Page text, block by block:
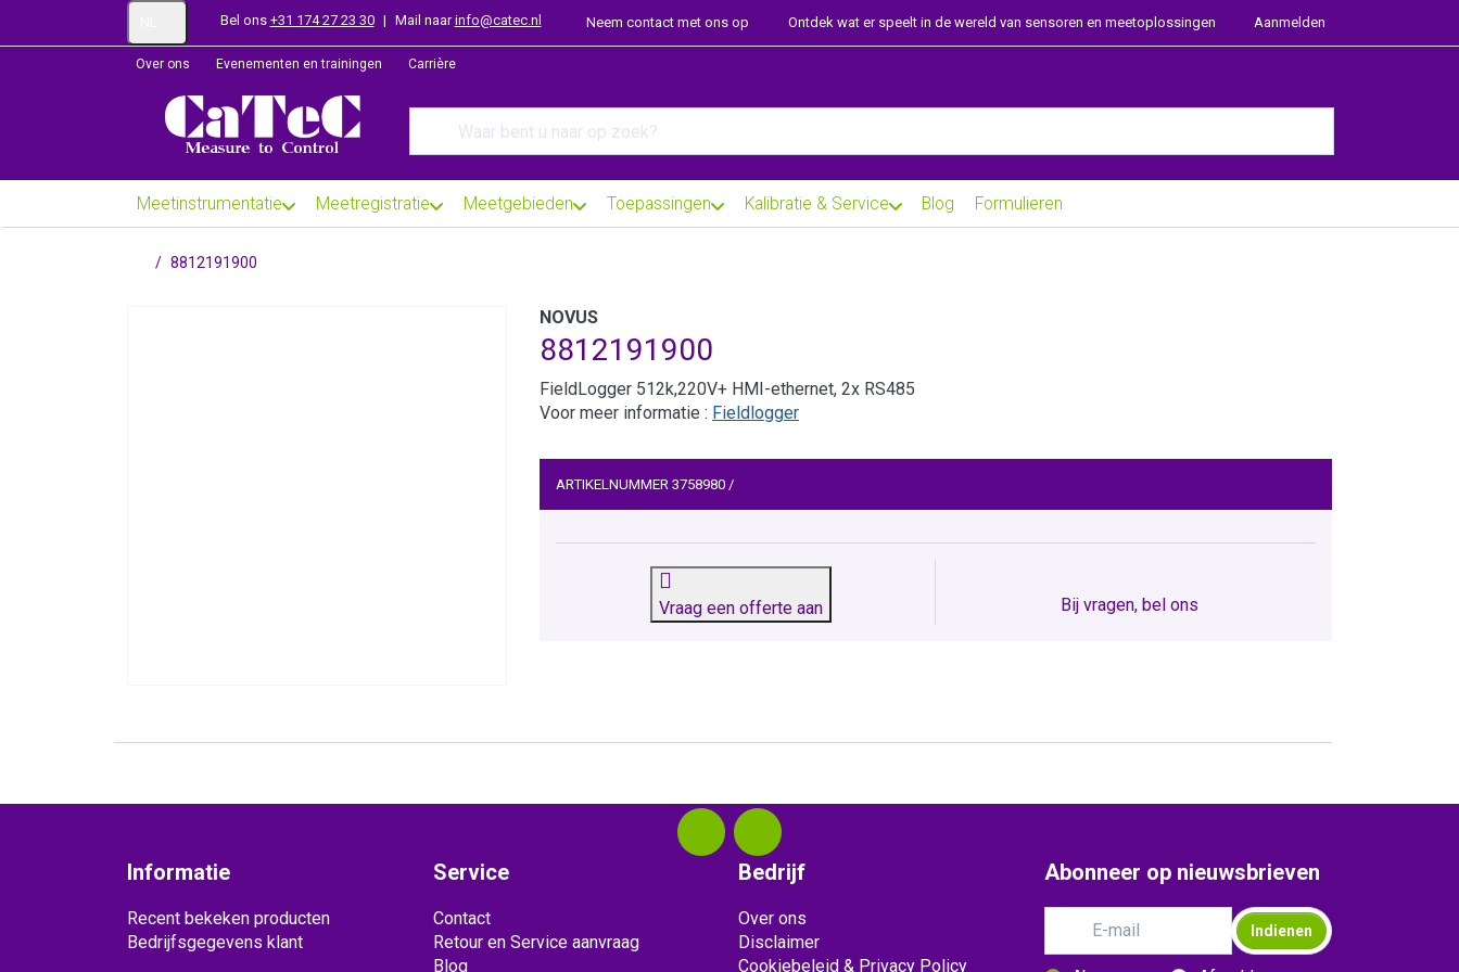
Bel ons +31 174 27 23 30 | Mail naarinfo@catec.nl Neem contact met ons op Ontdek wat er speelt in de wereld van sensoren en meetoplossingen Aanmelden
Over ons Evenementen en trainingen Carrière
Meetinstrumentatie Meetregistratie Meetgebieden Toepassingen Kalibratie & Service Blog Formulieren
Startpagina
8812191900
NOVUS
8812191900
FieldLogger 512k,220V+ HMI-ethernet, 2x RS485
Voor meer informatie : Fieldlogger
ARTIKELNUMMER 3758980 /
Vraag een offerte aan Bij vragen, bel ons
Informatie
Recent bekeken producten
Bedrijfsgegevens klant
Service
Contact
Retour en Service aanvraag
Blog
Bedrijf
Over ons
Disclaimer
Cookiebeleid & Privacy Policy
Abonneer op nieuwsbrieven
Indienen